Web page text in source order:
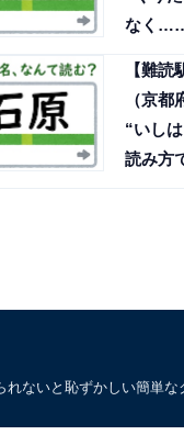
なく
【難読
（京都
“いし
読み方
れないと恥ずかしい簡単